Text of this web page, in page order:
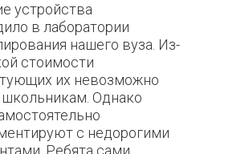
устройства
в лаборатории
нашего вуза. Из-
стоимости
их невозможно
Однако
с недорогими
Ребята сами